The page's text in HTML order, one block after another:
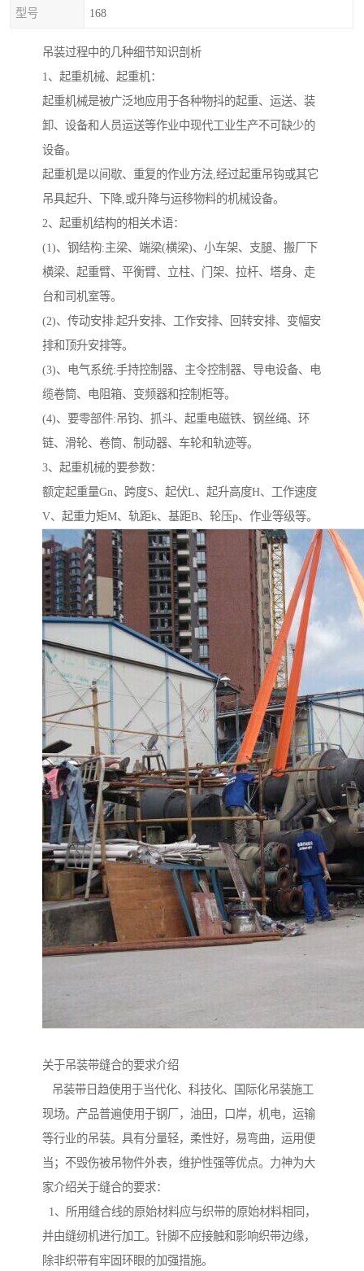
型号 168
吊装过程中的几种细节知识剖析
1、起重机械、起重机：
起重机械是被广泛地应用于各种物抖的起重、运送、装
卸、设备和人员运送等作业中现代工业生产不可缺少的
设备。
起重机是以间歇、重复的作业方法,经过起重吊钩或其它
吊具起升、下降,或升降与运移物料的机械设备。
2、起重机结构的相关术语：
(1)、钢结构:主梁、端梁(横梁)、小车架、支腿、搬厂下
横梁、起重臂、平衡臂、立柱、门架、拉杆、塔身、走
台和司机室等。
(2)、传动安排:起升安排、工作安排、回转安排、变幅安
排和顶升安排等。
(3)、电气系统:手持控制器、主令控制器、导电设备、电
缆卷筒、电阻箱、变频器和控制柜等。
(4)、要零部件:吊钧、抓斗、起重电磁铁、钢丝绳、环
链、滑轮、卷筒、制动器、车轮和轨迹等。
3、起重机械的要参数：
额定起重量Gn、跨度S、起伏L、起升高度H、工作速度
V、起重力矩M、轨距k、基距B、轮压p、作业等级等。
关于吊装带缝合的要求介绍
吊装带日趋使用于当代化、科技化、国际化吊装施工
现场。产品普遍使用于钢厂，油田，口岸，机电，运输
等行业的吊装。具有分量轻，柔性好，易弯曲，运用便
当；不毁伤被吊物件外表，维护性强等优点。力神为大
家介绍关于缝合的要求：
1、所用缝合线的原始材料应与织带的原始材料相同，
并由缝纫机进行加工。针脚不应接触和影响织带边缘，
除非织带有牢固环眼的加强措施。